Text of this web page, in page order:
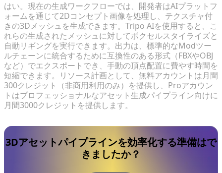
はい。現在の生成ワークフローでは、開発者はAIプラットフ
ォームを通じて2Dコンセプト画像を処理し、テクスチャ付
きの3Dメッシュを生成できます。Tripo AIを使用すると、こ
れらの生成されたメッシュに対してボクセルスタイライズと
自動リギングを実行できます。出力は、標準的なModツー
ルチェーンに統合するために互換性のある形式（FBXやOBJ
など）でエクスポートでき、手動の頂点配置に費やす時間を
短縮できます。リソース計画として、無料アカウントは月間
300クレジット（非商用利用のみ）を提供し、Proアカウン
トはプロフェッショナルなアセット生成パイプライン向けに
月間3000クレジットを提供します。
3Dアセットパイプラインを効率化する準備はで
きましたか？